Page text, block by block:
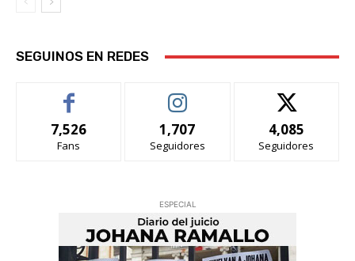
SEGUINOS EN REDES
7,526
Fans
1,707
Seguidores
4,085
Seguidores
ESPECIAL